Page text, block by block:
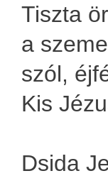
Tiszta
a
szól,
Kis
Dsida